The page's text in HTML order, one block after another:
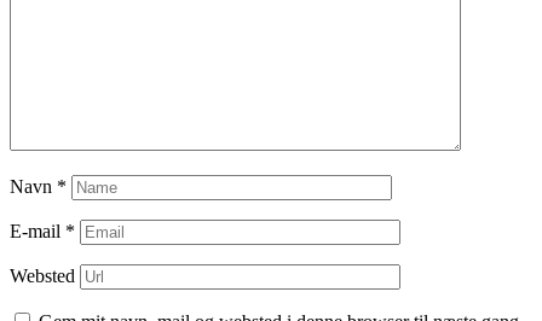
Navn *
E-mail *
Websted